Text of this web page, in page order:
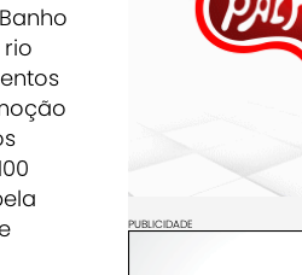
PUBLICIDADE